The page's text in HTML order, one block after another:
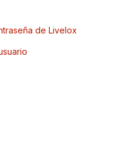
de Livelox